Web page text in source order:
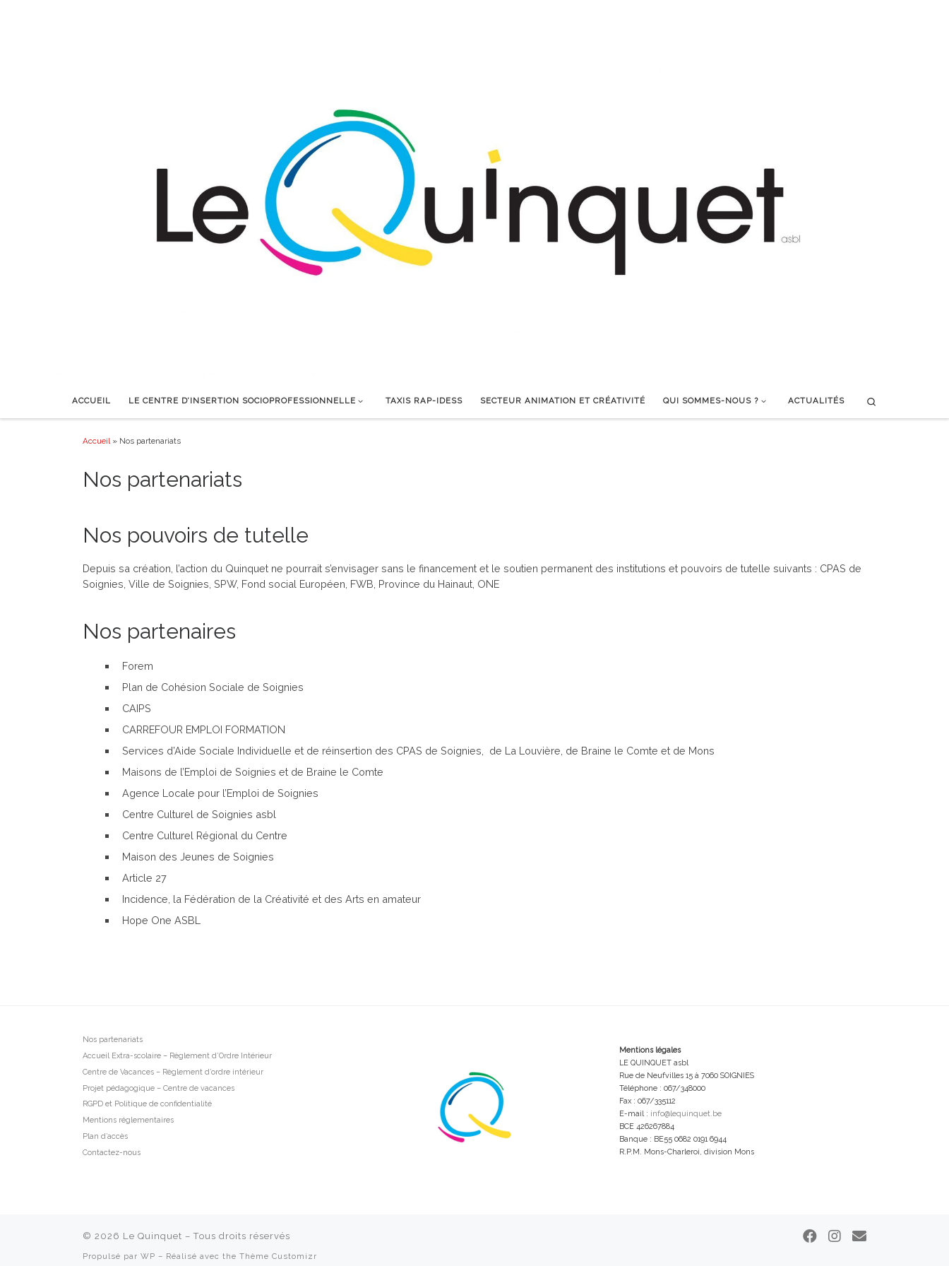
ACCUEIL LE CENTRE D’INSERTION SOCIOPROFESSIONNELLE TAXIS RAP-IDESS SECTEUR ANIMATION ET CRÉATIVITÉ QUI SOMMES-NOUS ? ACTUALITÉS
Accueil » Nos partenariats
Nos partenariats
Nos pouvoirs de tutelle
Depuis sa création, l’action du Quinquet ne pourrait s’envisager sans le financement et le soutien permanent des institutions et pouvoirs de tutelle suivants : CPAS de
Soignies, Ville de Soignies, SPW, Fond social Européen, FWB, Province du Hainaut, ONE
Nos partenaires
Forem
Plan de Cohésion Sociale de Soignies
CAIPS
CARREFOUR EMPLOI FORMATION
Services d’Aide Sociale Individuelle et de réinsertion des CPAS de Soignies, de La Louvière, de Braine le Comte et de Mons
Maisons de l’Emploi de Soignies et de Braine le Comte
Agence Locale pour l’Emploi de Soignies
Centre Culturel de Soignies asbl
Centre Culturel Régional du Centre
Maison des Jeunes de Soignies
Article 27
Incidence, la Fédération de la Créativité et des Arts en amateur
Hope One ASBL
Nos partenariats
Accueil Extra-scolaire – Règlement d’Ordre Intérieur
Centre de Vacances – Règlement d’ordre intérieur
Projet pédagogique – Centre de vacances
RGPD et Politique de confidentialité
Mentions réglementaires
Plan d’accès
Contactez-nous
Mentions légales
LE QUINQUET asbl
Rue de Neufvilles 15 à 7060 SOIGNIES
Téléphone : 067/348000
Fax : 067/335112
E-mail : info@lequinquet.be
BCE 426267884
Banque : BE55 0682 0191 6944
R.P.M. Mons-Charleroi, division Mons
© 2026 Le Quinquet – Tous droits réservés
Propulsé par WP – Réalisé avec the Thème Customizr